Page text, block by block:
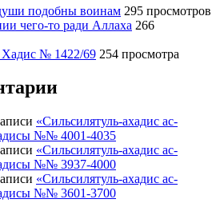
подобны воинам 295 просмотров
чего-то ради Аллаха 266
№ 1422/69 254 просмотра
«Сильсилятуль-ахадис ас-
№№ 4001-4035
«Сильсилятуль-ахадис ас-
№№ 3937-4000
«Сильсилятуль-ахадис ас-
№№ 3601-3700